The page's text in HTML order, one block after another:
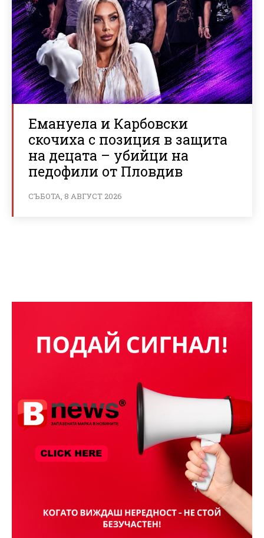
Емануела и Карбовски
скочиха с позиция в защита
на децата – убийци на
педофили от Пловдив
СЪБОТА, 8 АВГУСТ 2026